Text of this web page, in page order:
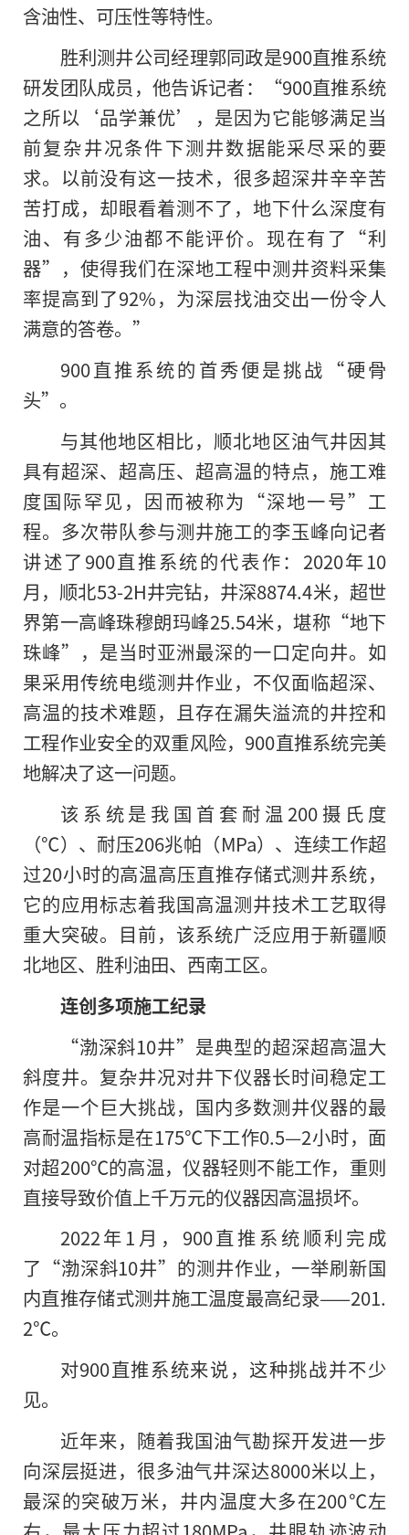
含油性、可压性等特性。
胜利测井公司经理郭同政是900直推系统
研发团队成员，他告诉记者：“900直推系统
之所以‘品学兼优’，是因为它能够满足当
前复杂井况条件下测井数据能采尽采的要
求。以前没有这一技术，很多超深井辛辛苦
苦打成，却眼看着测不了，地下什么深度有
油、有多少油都不能评价。现在有了“利
器”，使得我们在深地工程中测井资料采集
率提高到了92%，为深层找油交出一份令人
满意的答卷。”
900直推系统的首秀便是挑战“硬骨
头”。
与其他地区相比，顺北地区油气井因其
具有超深、超高压、超高温的特点，施工难
度国际罕见，因而被称为“深地一号”工
程。多次带队参与测井施工的李玉峰向记者
讲述了900直推系统的代表作：2020年10
月，顺北53-2H井完钻，井深8874.4米，超世
界第一高峰珠穆朗玛峰25.54米，堪称“地下
珠峰”，是当时亚洲最深的一口定向井。如
果采用传统电缆测井作业，不仅面临超深、
高温的技术难题，且存在漏失溢流的井控和
工程作业安全的双重风险，900直推系统完美
地解决了这一问题。
该系统是我国首套耐温200摄氏度
（℃）、耐压206兆帕（MPa）、连续工作超
过20小时的高温高压直推存储式测井系统，
它的应用标志着我国高温测井技术工艺取得
重大突破。目前，该系统广泛应用于新疆顺
北地区、胜利油田、西南工区。
连创多项施工纪录
“渤深斜10井”是典型的超深超高温大
斜度井。复杂井况对井下仪器长时间稳定工
作是一个巨大挑战，国内多数测井仪器的最
高耐温指标是在175℃下工作0.5—2小时，面
对超200℃的高温，仪器轻则不能工作，重则
直接导致价值上千万元的仪器因高温损坏。
2022年1月，900直推系统顺利完成
了“渤深斜10井”的测井作业，一举刷新国
内直推存储式测井施工温度最高纪录——201.
2℃。
对900直推系统来说，这种挑战并不少
见。
近年来，随着我国油气勘探开发进一步
向深层挺进，很多油气井深达8000米以上，
最深的突破万米，井内温度大多在200℃左